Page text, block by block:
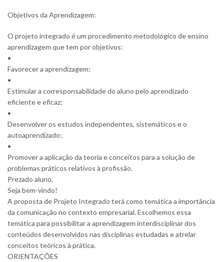
Objetivos da Aprendizagem:
O projeto integrado é um procedimento metodológico de ensino
aprendizagem que tem por objetivos:
•
Favorecer a aprendizagem;
•
Estimular a corresponsabilidade do aluno pelo aprendizado
eficiente e eficaz;
•
Desenvolver os estudos independentes, sistemáticos e o
autoaprendizado;
•
Promover a aplicação da teoria e conceitos para a solução de
problemas práticos relativos à profissão.
Prezado aluno,
Seja bem-vindo!
A proposta de Projeto Integrado terá como temática a importância
da comunicação no contexto empresarial. Escolhemos essa
temática para possibilitar a aprendizagem interdisciplinar dos
conteúdos desenvolvidos nas disciplinas estudadas e atrelar
conceitos teóricos à prática.
ORIENTAÇÕES